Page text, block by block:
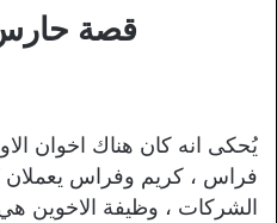
قصة حارس
يُحكى انه كان هناك اخوان
فراس ، كريم وفراس
الشركات ، وظيفة الاخوين